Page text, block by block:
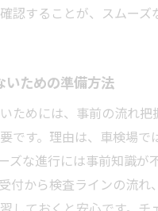
認することが、スムーズ
いための準備方法
ためには、事前の流れ把
です。理由は、車検場で
ズな進行には事前知識が
付から検査ラインの流れ